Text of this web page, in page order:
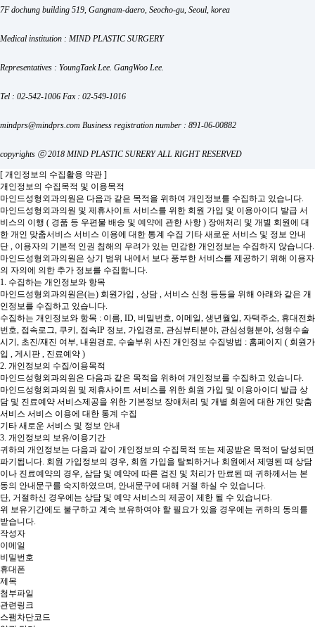
7F dochung building 519, Gangnam-daero, Seocho-gu, Seoul, korea
Medical institution : MIND PLASTIC SURGERY
Representatives : YoungTaek Lee. GangWoo Lee.
Tel : 02-542-1006 Fax : 02-549-1016
mindprs@mindprs.com Business registration number : 891-06-00882
copyrights ⓒ 2018 MIND PLASTIC SURERY ALL RIGHT RESERVED
[ 개인정보의 수집활용 약관 ]
개인정보의 수집목적 및 이용목적
마인드성형외과의원은 다음과 같은 목적을 위하여 개인정보를 수집하고 있습니다.
마인드성형외과의원 및 제휴사이트 서비스를 위한 회원 가입 및 이용아이디 발급 서
비스의 이행 ( 경품 등 우편물 배송 및 예약에 관한 사항 ) 장애처리 및 개별 회원에 대
한 개인 맞춤서비스 서비스 이용에 대한 통계 수집 기타 새로운 서비스 및 정보 안내
단 , 이용자의 기본적 인권 침해의 우려가 있는 민감한 개인정보는 수집하지 않습니다.
마인드성형외과의원은 상기 범위 내에서 보다 풍부한 서비스를 제공하기 위해 이용자
의 자의에 의한 추가 정보를 수집합니다.
1. 수집하는 개인정보와 항목
마인드성형외과의원은(는) 회원가입 , 상담 , 서비스 신청 등등을 위해 아래와 같은 개
인정보를 수집하고 있습니다.
수집하는 개인정보와 항목 : 이름, ID, 비밀번호, 이메일, 생년월일, 자택주소, 휴대전화
번호, 접속로그, 쿠키, 접속IP 정보, 가입경로, 관심뷰티분야, 관심성형분야, 성형수술
시기, 초진/재진 여부, 내원경로, 수술부위 사진 개인정보 수집방법 : 홈페이지 ( 회원가
입 , 게시판 , 진료예약 )
2. 개인정보의 수집/이용목적
마인드성형외과의원은 다음과 같은 목적을 위하여 개인정보를 수집하고 있습니다.
마인드성형외과의원 및 제휴사이트 서비스를 위한 회원 가입 및 이용아이디 발급 상
담 및 진료예약 서비스제공을 위한 기본정보 장애처리 및 개별 회원에 대한 개인 맞춤
서비스 서비스 이용에 대한 통계 수집
기타 새로운 서비스 및 정보 안내
3. 개인정보의 보유/이용기간
귀하의 개인정보는 다음과 같이 개인정보의 수집목적 또는 제공받은 목적이 달성되면
파기됩니다. 회원 가입정보의 경우, 회원 가입을 탈퇴하거나 회원에서 제명된 때 상담
이나 진료예약의 경우, 삼담 및 예약에 따른 검진 및 처리가 만료된 때 귀하께서는 본
동의 안내문구를 숙지하였으며, 안내문구에 대해 거절 하실 수 있습니다.
단, 거절하신 경우에는 상담 및 예약 서비스의 제공이 제한 될 수 있습니다.
위 보유기간에도 불구하고 계속 보유하여야 할 필요가 있을 경우에는 귀하의 동의를
받습니다.
작성자
이메일
비밀번호
휴대폰
제목
첨부파일
관련링크
스팸차단코드